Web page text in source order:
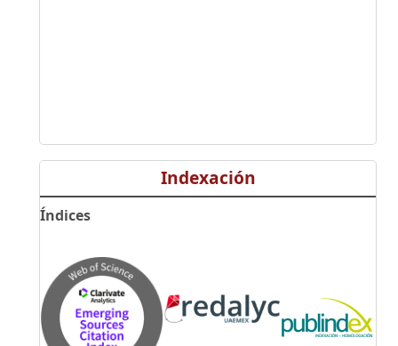
Indexación
Índices